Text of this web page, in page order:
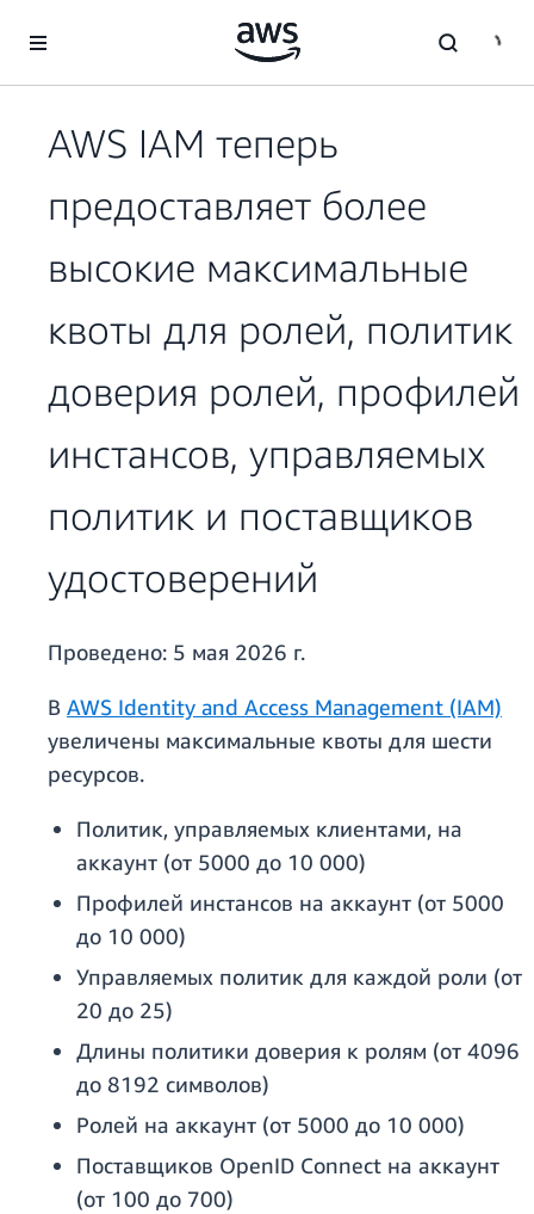
Перейти к главному контенту
AWS IAM теперь
предоставляет более
высокие максимальные
квоты для ролей, политик
доверия ролей, профилей
инстансов, управляемых
политик и поставщиков
удостоверений
Проведено: 5 мая 2026 г.
В AWS Identity and Access Management (IAM)
увеличены максимальные квоты для шести
ресурсов.
Политик, управляемых клиентами, на
аккаунт (от 5000 до 10 000)
Профилей инстансов на аккаунт (от 5000
до 10 000)
Управляемых политик для каждой роли (от
20 до 25)
Длины политики доверия к ролям (от 4096
до 8192 символов)
Ролей на аккаунт (от 5000 до 10 000)
Поставщиков OpenID Connect на аккаунт
(от 100 до 700)